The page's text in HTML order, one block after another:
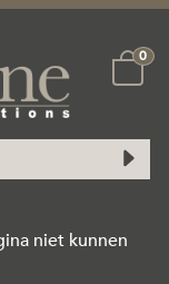
0
niet kunnen